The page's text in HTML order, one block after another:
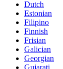
Dutch
Estonian
Filipino
Finnish
Frisian
Galician
Georgian
Gujarati